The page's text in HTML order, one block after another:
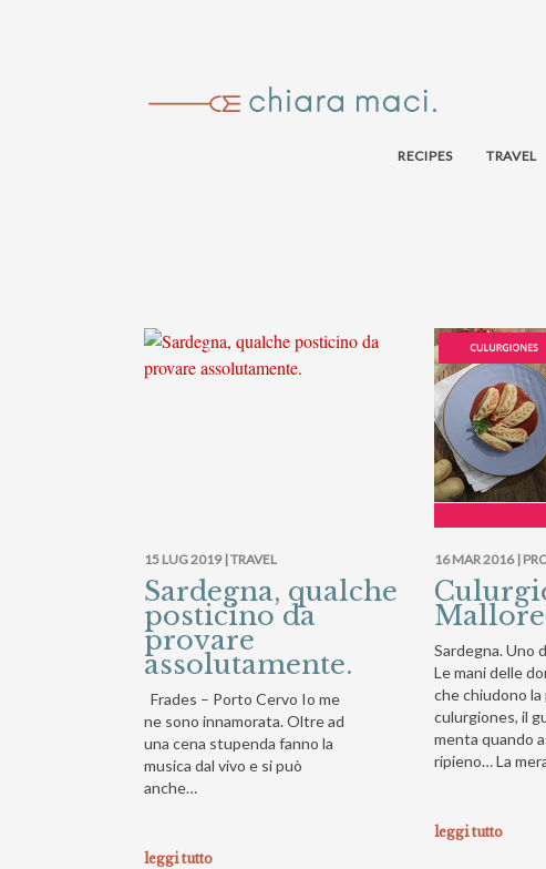
RECIPES TRAVEL
15 LUG 2019 |TRAVEL
Sardegna, qualche
posticino da
provare
assolutamente.
Frades – Porto Cervo Io me
ne sono innamorata. Oltre ad
una cena stupenda fanno la
musica dal vivo e si può
anche…
leggi tutto
16 MAR 2016 |
Sardegna. Uno
Le mani delle
che chiudono la
culurgiones, il
menta quando
ripieno… La
leggi tutto